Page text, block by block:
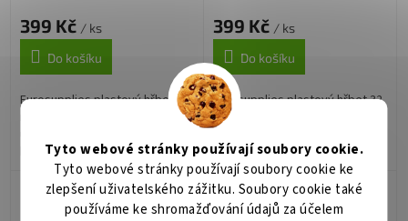
Tyto webové stránky používají soubory cookie.
Tyto webové stránky používají soubory cookie ke
zlepšení uživatelského zážitku. Soubory cookie také
používáme ke shromažďování údajů za účelem
399 Kč / ks
Do košíku
Eurosupplies plastový hřbet 32
kapacitě vazby až 280 listů
formátu A4 . Délka hřbetu je 30
cm. ZÁKLADNÍ SPECIFIKACE;...
399 Kč / ks
Do košíku
Eurosupplies plastový hřbet 32
mm modrý 50 ks; Plastový
dokumentů o kapacitě vazby až
280 listů formátu A4 . Délka
hřbetu je 30 cm. ZÁKLADNÍ
SPECIFIKACE;...